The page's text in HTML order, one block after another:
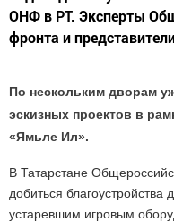
ОНФ в РТ. Эксперты
фронта и
По нескольким дворам
эскизных проектов в
«Ямьле Ил».
В Татарстане
добиться
устаревшим игровым